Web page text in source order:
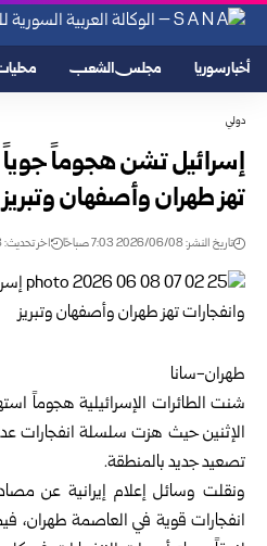
أخبار سوريا مجلس الشعب
دولي
إسرائيل تشن هجوماً جوياً
تهز طهران وأصفهان وتبريز
تاريخ النشر: 2026/06/08 7:03 صباحًا اخر تحديث: 2026/06/08 7:11 صباحًا
طهران-سانا
شنت الطائرات الإسرائيلية هجوماً
الإثنين حيث هزت سلسلة انفجارات
تصعيد جديد بالمنطقة.
ونقلت وسائل إعلام إيرانية عن
انفجارات قوية في العاصمة طهران،